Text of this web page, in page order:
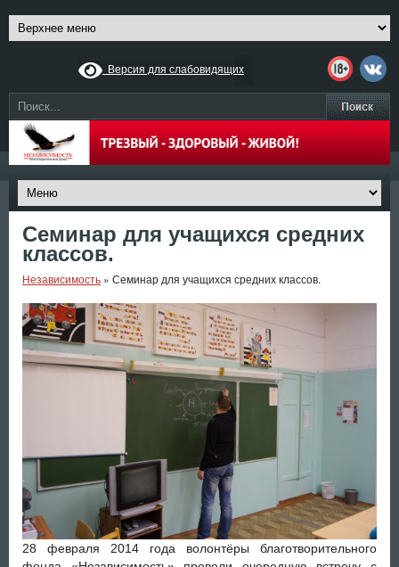
Версия для слабовидящих
Семинар для учащихся средних
классов.
Независимость » Семинар для учащихся средних классов.
28 февраля 2014 года волонтёры благотворительного